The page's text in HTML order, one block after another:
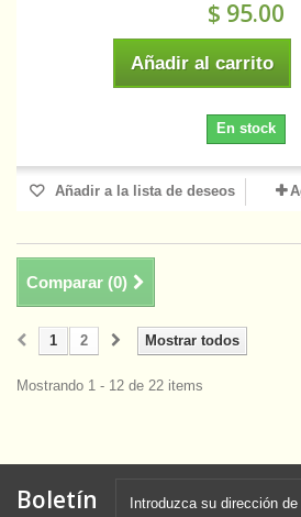
$ 95.00
Añadir al carrito
En stock
Añadir a la lista de deseos
Comparar (0)
Mostrar todos
1 2
Mostrando 1 - 12 de 22 items
Boletín